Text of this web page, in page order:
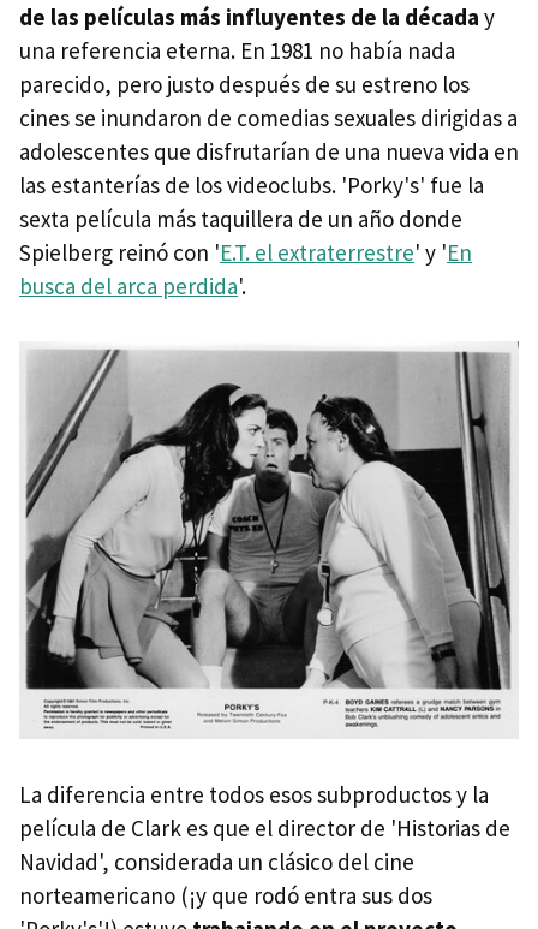
de las películas más influyentes de la década y
una referencia eterna. En 1981 no había nada
parecido, pero justo después de su estreno los
cines se inundaron de comedias sexuales dirigidas a
adolescentes que disfrutarían de una nueva vida en
las estanterías de los videoclubs. 'Porky's' fue la
sexta película más taquillera de un año donde
Spielberg reinó con 'E.T. el extraterrestre' y 'En
busca del arca perdida'.
La diferencia entre todos esos subproductos y la
película de Clark es que el director de 'Historias de
Navidad', considerada un clásico del cine
norteamericano (¡y que rodó entra sus dos